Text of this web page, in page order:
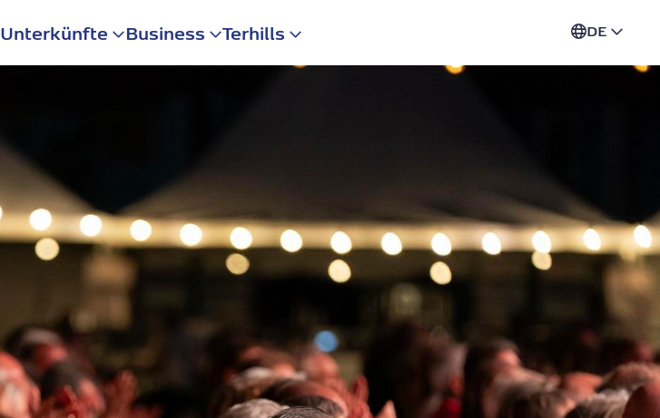
Unterkünfte Business Terhills DE